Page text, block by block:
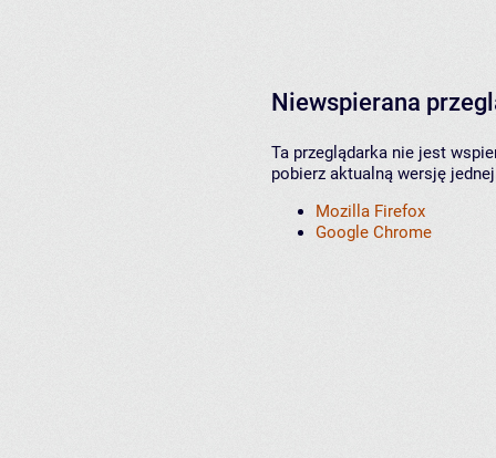
Niewspierana
Ta przeglądarka nie jest
pobierz aktualną wersję
Mozilla Firefox
Google Chrome